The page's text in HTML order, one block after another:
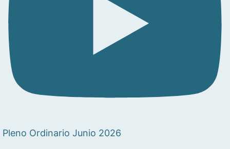
Pleno Ordinario Junio 2026